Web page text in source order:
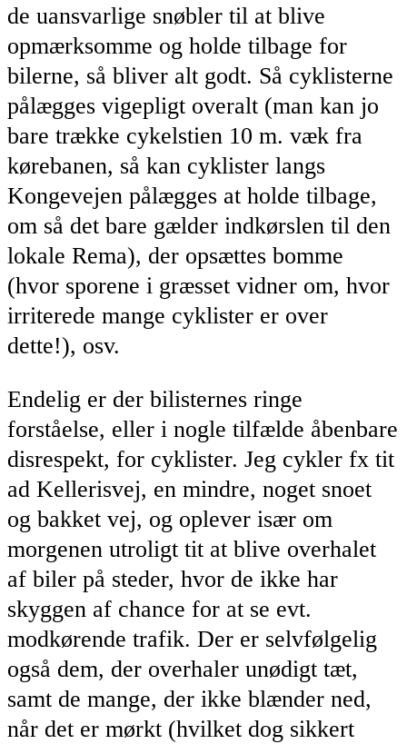
de uansvarlige snøbler til at blive
opmærksomme og holde tilbage for
bilerne, så bliver alt godt. Så cyklisterne
pålægges vigepligt overalt (man kan jo
bare trække cykelstien 10 m. væk fra
kørebanen, så kan cyklister langs
Kongevejen pålægges at holde tilbage,
om så det bare gælder indkørslen til den
lokale Rema), der opsættes bomme
(hvor sporene i græsset vidner om, hvor
irriterede mange cyklister er over
dette!), osv.
Endelig er der bilisternes ringe
forståelse, eller i nogle tilfælde åbenbare
disrespekt, for cyklister. Jeg cykler fx tit
ad Kellerisvej, en mindre, noget snoet
og bakket vej, og oplever især om
morgenen utroligt tit at blive overhalet
af biler på steder, hvor de ikke har
skyggen af chance for at se evt.
modkørende trafik. Der er selvfølgelig
også dem, der overhaler unødigt tæt,
samt de mange, der ikke blænder ned,
når det er mørkt (hvilket dog sikkert